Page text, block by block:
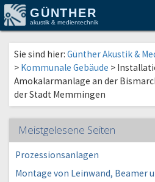
GÜNTHER
akustik & medientechnik
Sie sind hier: Günther Akustik &
> Kommunale Gebäude >
Amokalarmanlage an der
der Stadt Memmingen
Meistgelesene Seiten
Prozessionsanlagen
Montage von Leinwand, Beamer